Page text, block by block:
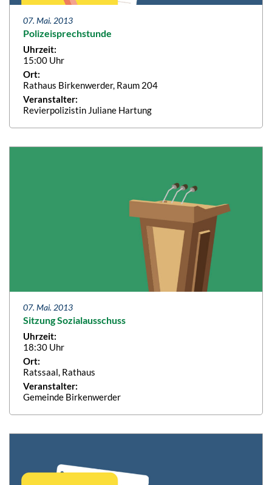
07. Mai. 2013
Polizeisprechstunde
Uhrzeit:
15:00 Uhr
Ort:
Rathaus Birkenwerder, Raum 204
Veranstalter:
Revierpolizistin Juliane Hartung
07. Mai. 2013
Sitzung Sozialausschuss
Uhrzeit:
18:30 Uhr
Ort:
Ratssaal, Rathaus
Veranstalter:
Gemeinde Birkenwerder